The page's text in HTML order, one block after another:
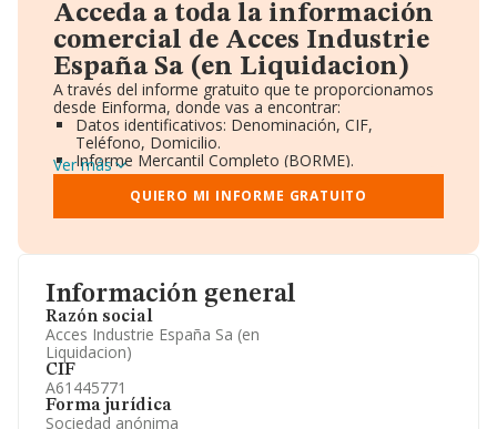
Información general
Razón social
Acces Industrie España Sa (en
Liquidacion)
CIF
A61445771
Forma jurídica
Sociedad anónima
Acceda a toda la información
comercial de Acces Industrie
España Sa (en Liquidacion)
A través del informe gratuito que te proporcionamos
desde Einforma, donde vas a encontrar:
Datos identificativos: Denominación, CIF,
Teléfono, Domicilio.
Informe Mercantil Completo (BORME).
Gráficos de Evolución Ventas y Empleados.
Consejo de Administración y Administradores.
Directivos y Ejecutivos.
Información oficial y registral complementaria.
Ver más
QUIERO MI INFORME GRATUITO